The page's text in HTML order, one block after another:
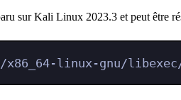
sur Kali Linux 2023.3 et peut être
linux-gnu/